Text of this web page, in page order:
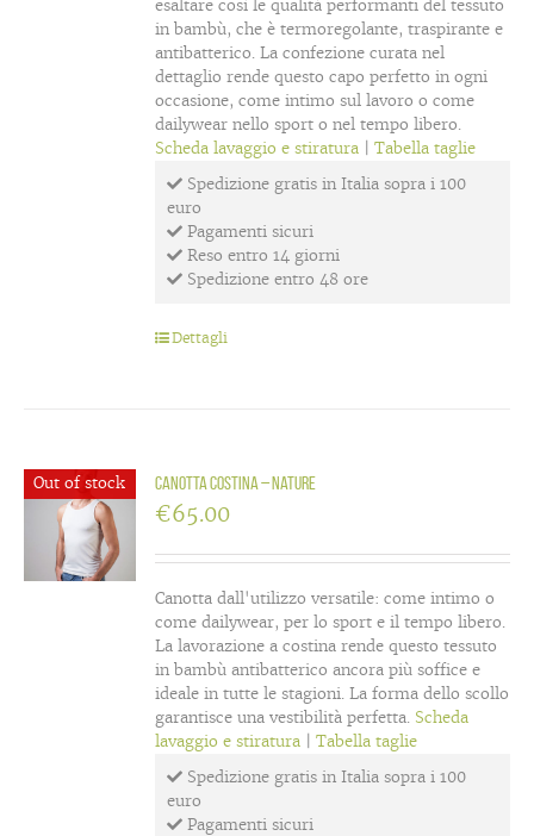
esaltare così le qualità performanti del tessuto
in bambù, che è termoregolante, traspirante e
antibatterico. La confezione curata nel
dettaglio rende questo capo perfetto in ogni
occasione, come intimo sul lavoro o come
dailywear nello sport o nel tempo libero.
Scheda lavaggio e stiratura |Tabella taglie
Spedizione gratis in Italia sopra i 100
euro
Pagamenti sicuri
Reso entro 14 giorni
Spedizione entro 48 ore
Dettagli
Out of stock Canotta costina – Nature
€65.00
Canotta dall'utilizzo versatile: come intimo o
come dailywear, per lo sport e il tempo libero.
La lavorazione a costina rende questo tessuto
in bambù antibatterico ancora più soffice e
ideale in tutte le stagioni. La forma dello scollo
garantisce una vestibilità perfetta. Scheda
lavaggio e stiratura |Tabella taglie
Spedizione gratis in Italia sopra i 100
euro
Pagamenti sicuri